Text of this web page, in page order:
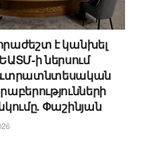
է կանխել
ԵԱՏՄ-ի ներսում
Փաշինյան